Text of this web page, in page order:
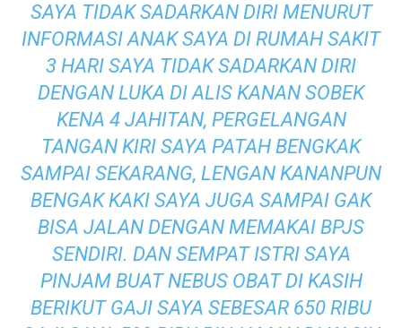
SAYA TIDAK SADARKAN DIRI MENURUT
INFORMASI ANAK SAYA DI RUMAH SAKIT
3 HARI SAYA TIDAK SADARKAN DIRI
DENGAN LUKA DI ALIS KANAN SOBEK
KENA 4 JAHITAN, PERGELANGAN
TANGAN KIRI SAYA PATAH BENGKAK
SAMPAI SEKARANG, LENGAN KANANPUN
BENGAK KAKI SAYA JUGA SAMPAI GAK
BISA JALAN DENGAN MEMAKAI BPJS
SENDIRI. DAN SEMPAT ISTRI SAYA
PINJAM BUAT NEBUS OBAT DI KASIH
BERIKUT GAJI SAYA SEBESAR 650 RIBU